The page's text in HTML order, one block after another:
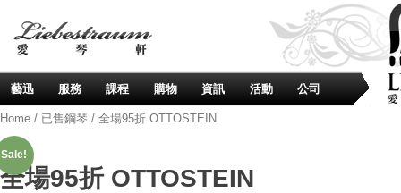
藝迅 服務 課程 購物 資訊 活動 公司
Home / 已售鋼琴 / 全場95折 OTTOSTEIN
Sale!
全場95折 OTTOSTEIN